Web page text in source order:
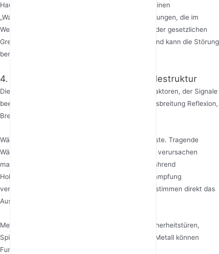
Haushaltsroutern begrenzt. Einige Router bieten einen
„Wanddurchdringungsmodus“ oder Regionseinstellungen, die im
Wesentlichen die Leistungsbegrenzung innerhalb der gesetzlichen
Grenzen anpassen, doch der Effekt ist begrenzt und kann die Störung
benachbarter Netzwerke erhöhen.
4. Physische Umgebung und Gebäudestruktur
Dies ist einer der intuitivsten und komplexesten Faktoren, der Signale
beeinflusst. Drahtlose Signale erfahren bei der Ausbreitung Reflexion,
Brechung, Beugung und Absorption.
Wände: Sie sind die Hauptursache für Signalverluste. Tragende
Wände aus Stahlbeton und Böden mit Bewehrung verursachen
massive Signaldämpfung. Ziegelwände folgen, während
Holztrennwände oder Glaswände die geringste Dämpfung
verursachen. Die Dicke und Anzahl der Wände bestimmen direkt das
Ausmaß des Signalverlusts.
Metall: Metall schirmt Signale stark ab. Metall-Sicherheitstüren,
Spiegelschränke und sogar Küchenschränke aus Metall können
Funklöcher erzeugen.